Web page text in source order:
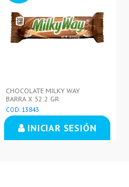
CHOCOLATE MILKY WAY
BARRA X 52.2 GR
COD. 13843
INICIAR SESIÓN